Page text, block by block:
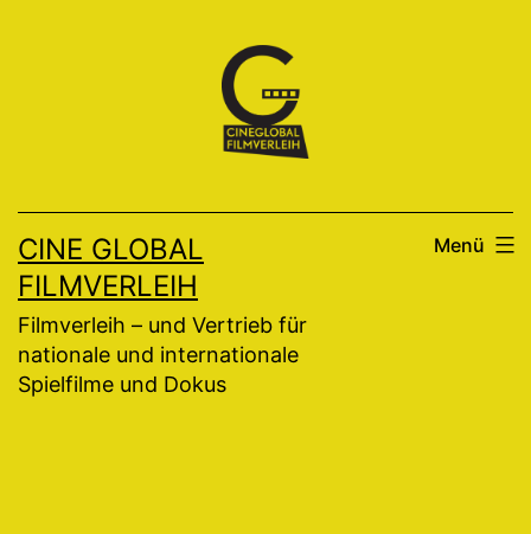
CINE GLOBAL
FILMVERLEIH
Filmverleih – und Vertrieb für
nationale und internationale
Spielfilme und Dokus
Menü